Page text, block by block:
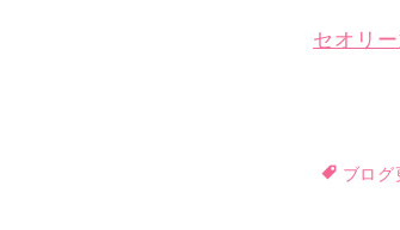
セオリ
ブログ